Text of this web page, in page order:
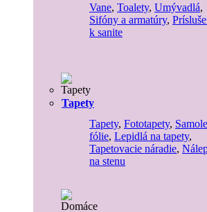
Vane, Toalety, Umývadlá,
Sifóny a armatúry,
k sanite
Tapety
Tapety, Fototapety,
fólie, Lepidlá na tapety,
Tapetovacie náradie,
na stenu